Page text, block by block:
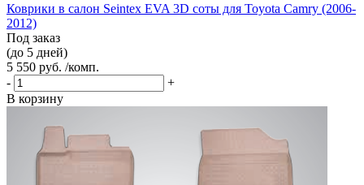
Коврики в салон Seintex EVA 3D соты для Toyota Camry (2006-
2012)
Под заказ
(до 5 дней)
5 550 руб. /комп.
-
+
В корзину